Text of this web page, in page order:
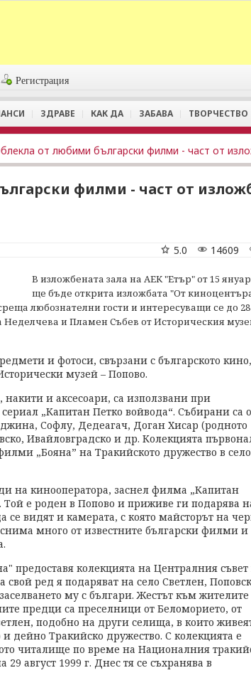
Регистрация
ЗДРАВЕ КАК ДА ЗАБАВА ТВОРЧЕСТВО
от любими български филми - част от
филми - част от
14609
5.0
В изложбената зала на АЕК "Етър" от 15
ще бъде открита изложбата "От
любознателни гости и интересуващи се до 28
Неделчева и Пламен Събев от Историческия
и фотоси, свързани с българското кино,
музей – Попово.
и аксесоари, са използвани при
„Капитан Петко войвода“. Събирани са
Софлу, Дедеагач, Доган Хисар (родното
Ивайловградско и др. Колекцията
„Бояна” на Тракийското дружество в село
на кинооператора, заснел филма „Капитан
е роден в Попово и приживе ги подарява
се видят и камерата, с която майсторът на
много от известните български филми и
предоставя колекцията на Централния съвет
свой ред я подаряват на село Светлен,
му с българи. Жестът към жителите
предци са преселници от Беломорието, от
подобно на други селища, в които
дейно Тракийско дружество. С колекцията е
читалище по време на Националния
август 1999 г. Днес тя се съхранява в